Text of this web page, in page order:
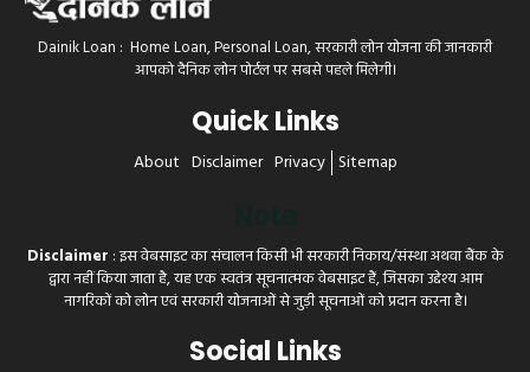
Dainik Loan : Home Loan, Personal Loan, सरकारी लोन योजना की जानकारी
आपको दैनिक लोन पोर्टल पर सबसे पहले मिलेगी।
Quick Links
About Disclaimer Privacy Sitemap
Disclaimer : इस वेबसाइट का संचालन किसी भी सरकारी निकाय/संस्था अथवा बैंक के
द्वारा नहीं किया जाता है, यह एक स्वतंत्र सूचनात्मक वेबसाइट हैं, जिसका उद्देश्य आम
नागरिकों को लोन एवं सरकारी योजनाओं से जुड़ी सूचनाओं को प्रदान करना है।
Social Links